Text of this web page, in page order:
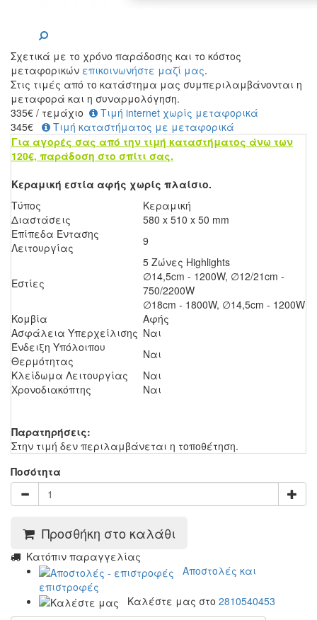
Σχετικά με το χρόνο παράδοσης και το κόστος
μεταφορικών επικοινωνήστε μαζί μας.
Στις τιμές από το κατάστημα μας συμπεριλαμβάνονται η
μεταφορά και η συναρμολόγηση.
335€ / τεμάχιο
Τιμή internet χωρίς μεταφορικά
345€
Τιμή καταστήματος με μεταφορικά
Για αγορές σας από την τιμή καταστήματος άνω των
120€, παράδοση στο σπίτι σας.
Κεραμική εστία αφής χωρίς πλαίσιο.
Τύπος
Κεραμική
Διαστάσεις
580 x 510 x 50 mm
Επίπεδα Έντασης
Λειτουργίας
9
Εστίες
5 Ζώνες Highlights
∅14,5cm - 1200W, ∅12/21cm -
750/2200W
∅18cm - 1800W, ∅14,5cm - 1200W
Κομβία
Aφής
Ασφάλεια Υπερχείλισης Ναι
Ένδειξη Υπόλοιπου
Θερμότητας
Ναι
Κλείδωμα Λειτουργίας
Ναι
Χρονοδιακόπτης
Ναι
Παρατηρήσεις:
Στην τιμή δεν περιλαμβάνεται η τοποθέτηση.
Ποσότητα
Προσθήκη στο καλάθι
Kατόπιν παραγγελίας
Αποστολές και
επιστροφές
Καλέστε μας στο 2810540453